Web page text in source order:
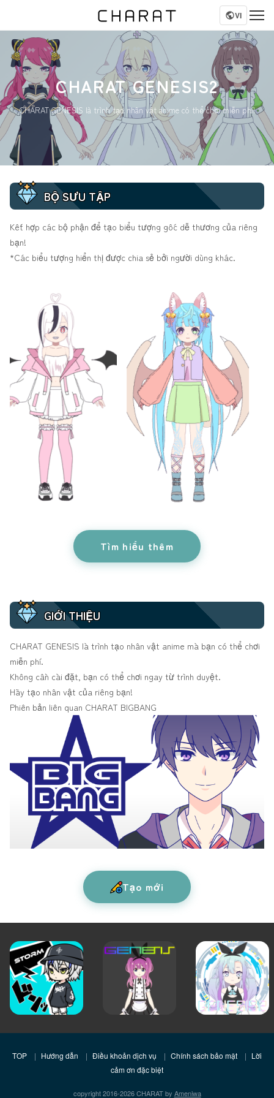
VI
CHARAT GENESIS2
CHARAT GENESIS là trình tạo nhân vật anime có thể chơi miễn phí!
BỘ SƯU TẬP
Kết hợp các bộ phận để tạo biểu tượng gốc dễ thương của riêng
bạn!
*Các biểu tượng hiển thị được chia sẻ bởi người dùng khác.
Tìm hiểu thêm
GIỚI THIỆU
CHARAT GENESIS là trình tạo nhân vật anime mà bạn có thể chơi
miễn phí.
Không cần cài đặt, bạn có thể chơi ngay từ trình duyệt.
Hãy tạo nhân vật của riêng bạn!
Phiên bản liên quan CHARAT BIGBANG
Tạo mới
TOP Hướng dẫn Điều khoản dịch vụ Chính sách bảo mật
Lời
cảm ơn đặc biệt
copyright 2016-2026 CHARAT by Ameniwa